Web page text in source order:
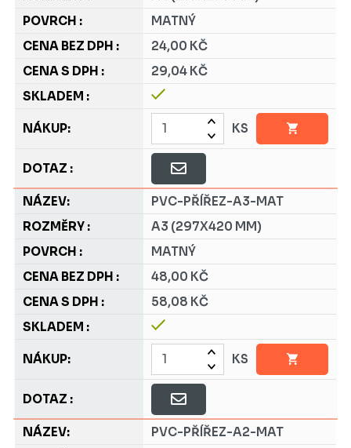
MATNÝ
24,00 KČ
29,04 KČ
KS
PVC-PŘÍŘEZ-A3-MAT
A3 (297X420 MM)
MATNÝ
48,00 KČ
58,08 KČ
KS
PVC-PŘÍŘEZ-A2-MAT